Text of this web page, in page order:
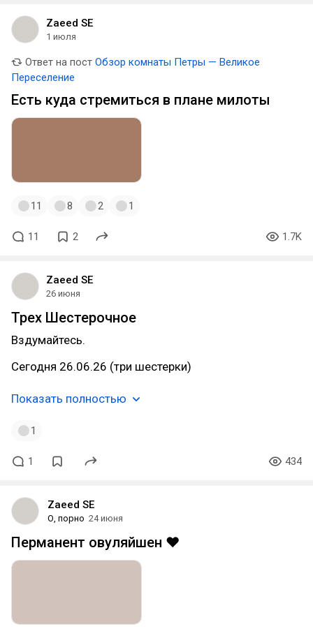
Zaeed SE
1 июля
Ответ на пост Обзор комнаты Петры — Великое
Переселение
Есть куда стремиться в плане милоты
11 8 2 1
11 2 1.7K
Zaeed SE
26 июня
Трех Шестерочное
Вздумайтесь.
Сегодня 26.06.26 (три шестерки)
Показать полностью
1
1 434
Zaeed SE
О, порно 24 июня
Перманент овуляйшен ❤️